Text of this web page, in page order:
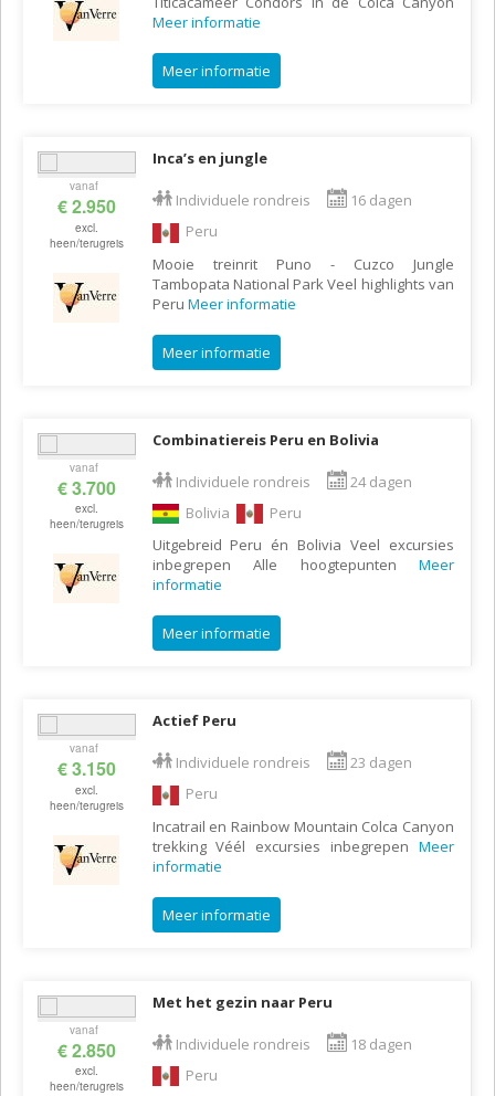
Meer informatie
Meer informatie
vanaf
€ 2.950
excl.
heen/terugreis
Inca’s en jungle
Individuele rondreis
16 dagen
Peru
Mooie treinrit Puno - Cuzco Jungle
Tambopata National Park Veel highlights van
Peru Meer informatie
Meer informatie
vanaf
€ 3.700
excl.
heen/terugreis
Combinatiereis Peru en Bolivia
Individuele rondreis
24 dagen
Bolivia
Peru
Uitgebreid Peru én Bolivia Veel excursies
inbegrepen Alle hoogtepunten Meer
informatie
Meer informatie
vanaf
€ 3.150
excl.
heen/terugreis
Actief Peru
Individuele rondreis
23 dagen
Peru
Incatrail en Rainbow Mountain Colca Canyon
trekking Véél excursies inbegrepen Meer
informatie
Meer informatie
vanaf
€ 2.850
excl.
heen/terugreis
Met het gezin naar Peru
Individuele rondreis
18 dagen
Peru